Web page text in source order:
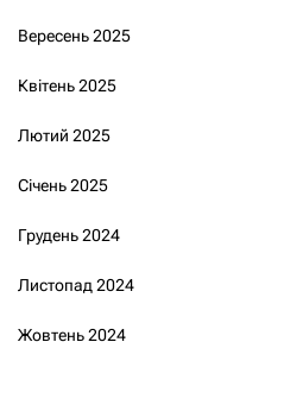
Вересень 2025
Квітень 2025
Лютий 2025
Січень 2025
Грудень 2024
Листопад 2024
Жовтень 2024